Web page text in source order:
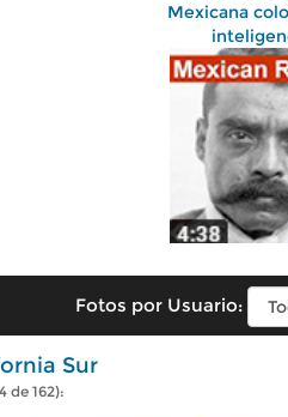
Mexicana
Fotos por Usuario:
Sur
de 162):